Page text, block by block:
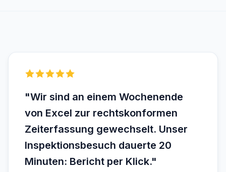
"Wir sind an einem Wochenende
von Excel zur rechtskonformen
Zeiterfassung gewechselt. Unser
Inspektionsbesuch dauerte 20
Minuten: Bericht per Klick."